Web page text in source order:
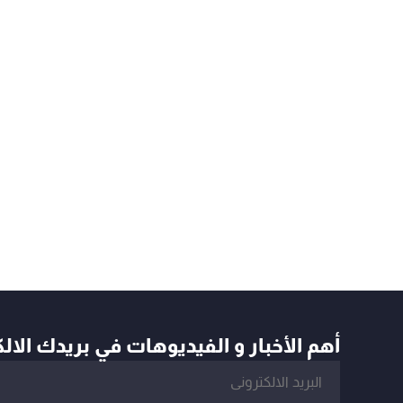
أهم الأخبار و الفيديوهات في بريدك